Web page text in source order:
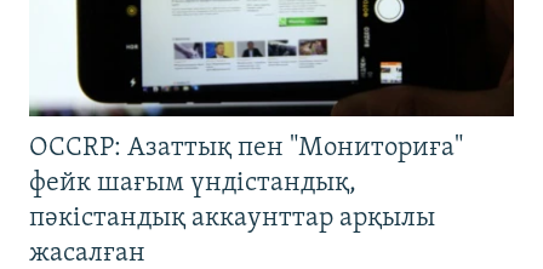
OCCRP: Азаттық пен "Мониториға"
фейк шағым үндістандық,
пәкістандық аккаунттар арқылы
жасалған